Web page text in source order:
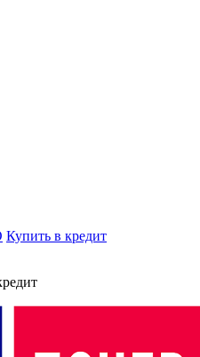
Купить в кредит